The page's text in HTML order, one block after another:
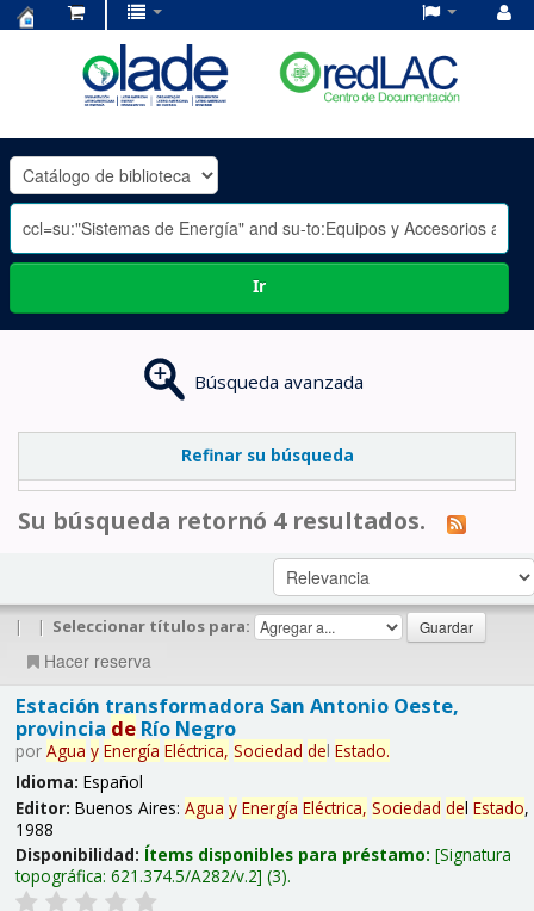
OLADE
-
Ir
Búsqueda avanzada
Refinar su búsqueda
Su búsqueda retornó 4 resultados.
| | Seleccionar títulos para:
Hacer reserva
Estación transformadora San Antonio Oeste,
provincia deRío Negro
por Agua y Energía Eléctrica, Sociedad del Estado.
Idioma: Español
Editor: Buenos Aires: Agua y Energía Eléctrica, Sociedad del Estado,
1988
Disponibilidad: Ítems disponibles para préstamo: Signatura
topográfica: 621.374.5/A282/v.2 (3).